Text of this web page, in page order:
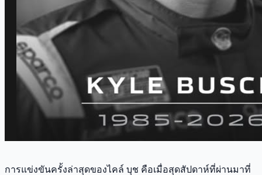
การแข่งขันครั้งล่าสุดของไคล์ บุช คือเมื่อสุดสัปดาห์ที่ผ่านมาที่